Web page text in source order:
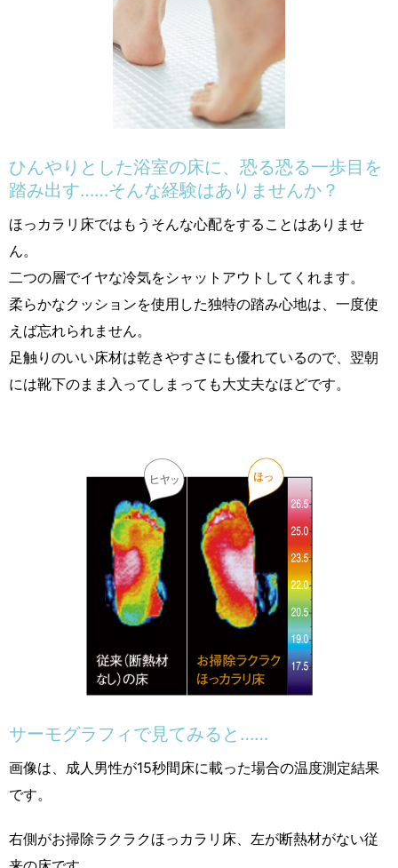
ひんやりとした浴室の床に、恐る恐る一歩目を
踏み出す……そんな経験はありませんか？
ほっカラリ床ではもうそんな心配をすることはありませ
ん。
二つの層でイヤな冷気をシャットアウトしてくれます。
柔らかなクッションを使用した独特の踏み心地は、一度使
えば忘れられません。
足触りのいい床材は乾きやすさにも優れているので、翌朝
には靴下のまま入ってしまっても大丈夫なほどです。
サーモグラフィで見てみると……
画像は、成人男性が15秒間床に載った場合の温度測定結果
です。
右側がお掃除ラクラクほっカラリ床、左が断熱材がない従